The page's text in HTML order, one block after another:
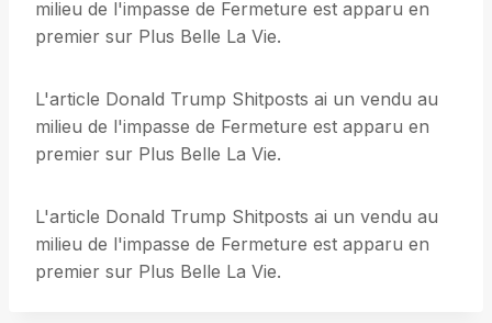
milieu de l'impasse de Fermeture est apparu en
premier sur Plus Belle La Vie.
L'article Donald Trump Shitposts ai un vendu au
milieu de l'impasse de Fermeture est apparu en
premier sur Plus Belle La Vie.
L'article Donald Trump Shitposts ai un vendu au
milieu de l'impasse de Fermeture est apparu en
premier sur Plus Belle La Vie.